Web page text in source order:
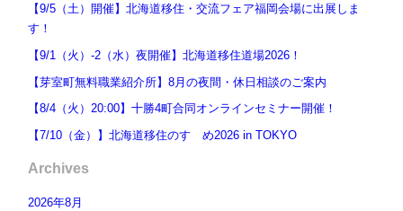
【9/5（土）開催】北海道移住・交流フェア福岡会場に出展しま
す！
【9/1（火）-2（水）夜開催】北海道移住道場2026！
【芽室町無料職業紹介所】8月の夜間・休日相談のご案内
【8/4（火）20:00】十勝4町合同オンラインセミナー開催！
【7/10（金）】北海道移住のすゝめ2026 in TOKYO
Archives
2026年8月